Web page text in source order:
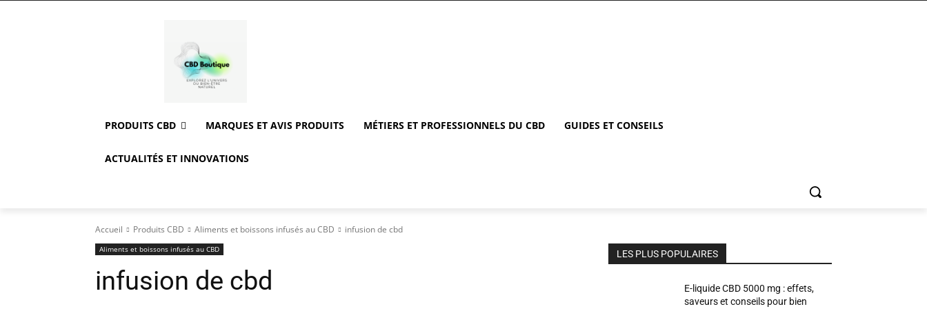
PRODUITS CBD MARQUES ET AVIS PRODUITS MÉTIERS ET PROFESSIONNELS DU CBD GUIDES ET CONSEILS
ACTUALITÉS ET INNOVATIONS
Accueil Produits CBD Aliments et boissons infusés au CBD infusion de cbd
Aliments et boissons infusés au CBD
infusion de cbd
LES PLUS POPULAIRES
E-liquide CBD 5000 mg : effets,
saveurs et conseils pour bien